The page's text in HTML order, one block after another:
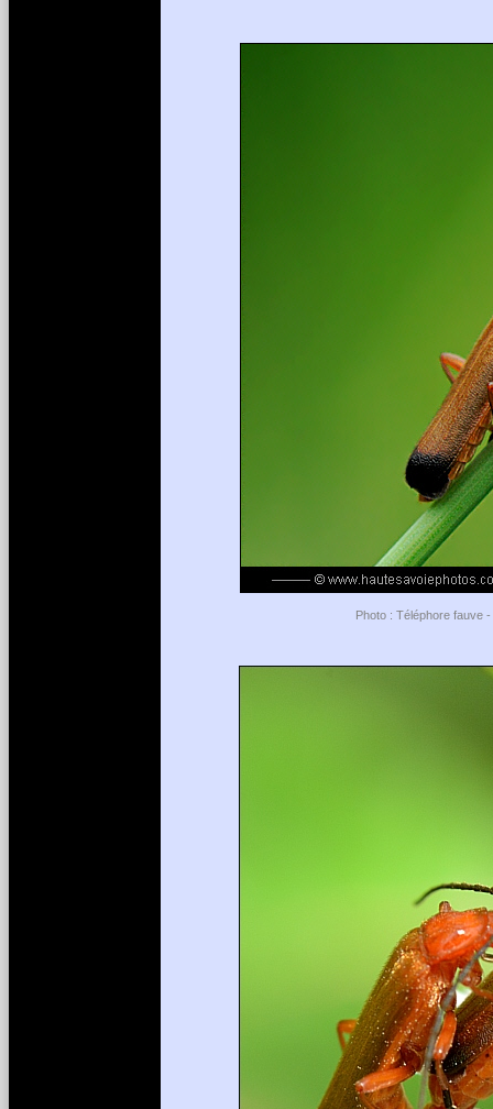
Photo : Téléphore fauve